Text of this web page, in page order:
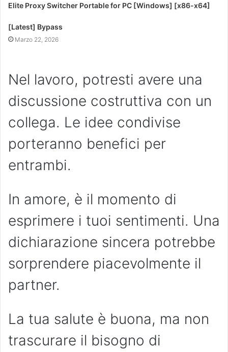
Elite Proxy Switcher Portable for PC [Windows] [x86-x64]
[Latest] Bypass
Marzo 22, 2026
Nel lavoro, potresti avere una
discussione costruttiva con un
collega. Le idee condivise
porteranno benefici per
entrambi.
In amore, è il momento di
esprimere i tuoi sentimenti. Una
dichiarazione sincera potrebbe
sorprendere piacevolmente il
partner.
La tua salute è buona, ma non
trascurare il bisogno di